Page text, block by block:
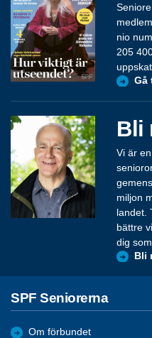
nio
205
Gå
Bli
Vi är
miljon
landet.
bättre
dig
Bli
SPF Seniorerna
Om förbundet